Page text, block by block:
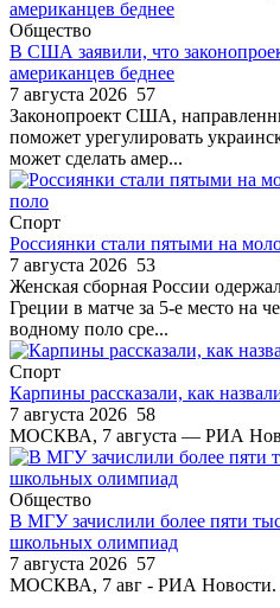
Общество
В США заявили, что
американцев беднее
7 августа 2026 57
Законопроект США,
поможет урегулировать
может сделать амер...
Спорт
Россиянки стали пятыми на
7 августа 2026 53
Женская сборная России
Греции в матче за 5-е место на
водному поло сре...
Спорт
Карпины рассказали, как
7 августа 2026 58
МОСКВА, 7 августа — РИА
Общество
В МГУ зачислили более пяти
школьных олимпиад
7 августа 2026 57
МОСКВА, 7 авг - РИА Новости.